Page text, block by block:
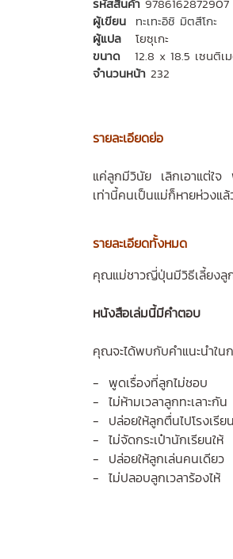
ผู้เขียน ทะเทะอิชิ มิตสึโกะ
ผู้แปล โยซุเกะ
ขนาด 12.8 x 18.5 เซนติเ
จำนวนหน้า 232
รายละเอียดย่อ
แค่ลูกมีวินัย เลิกเอาแต่ใจ
เท่านี้คนเป็นแม่ก็หายห่วงแล้
รายละเอียดทั้งหมด
คุณแม่ชาวญี่ปุ่นมีวิธีเลี้ยงลูก
หนังสือเล่มนี้มีคำตอบ
คุณจะได้พบกับคำแนะนำใ
- พูดเรื่องที่ลูกไม่ชอบ
- ไม่ห้ามเวลาลูกทะเลาะกัน
- ปล่อยให้ลูกตื่นไปโรงเรีย
- ไม่จัดกระเป๋านักเรียนให้
- ปล่อยให้ลูกเล่นคนเดียว
- ไม่ปลอบลูกเวลาร้องไห้